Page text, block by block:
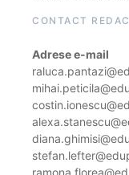
CONTACT
Adrese e-mail